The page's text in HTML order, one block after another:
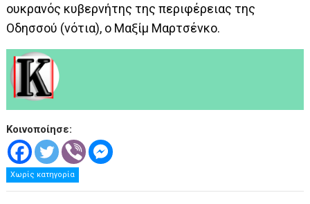
ουκρανός κυβερνήτης της περιφέρειας της
Οδησσού (νότια), ο Μαξίμ Μαρτσένκο.
Κοινοποίησε:
Χωρίς κατηγορία